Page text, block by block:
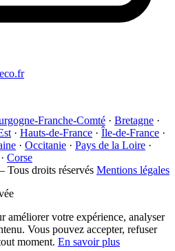
Franche-Comté · Bretagne ·
· Hauts-de-France · Île-de-France ·
· Occitanie · Pays de la Loire ·
· Corse
droits réservés Mentions légales
améliorer votre expérience, analyser
Vous pouvez accepter, refuser
moment. En savoir plus